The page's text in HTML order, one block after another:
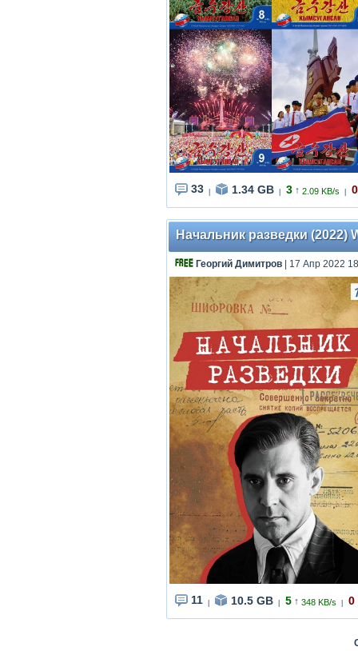
33 1.34 GB 3 ↑ 2.09 KB/s 0
Начальник разведки (2022)
Георгий Димитров | 17 Апр 2022
11 10.5 GB 5 ↑ 348 KB/s 0